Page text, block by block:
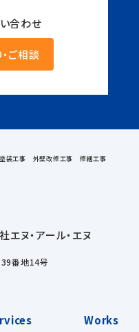
合わせ
ご相談
装工事 外壁改修工事 修繕工事
エヌ・アール・エヌ
番地14号
Works